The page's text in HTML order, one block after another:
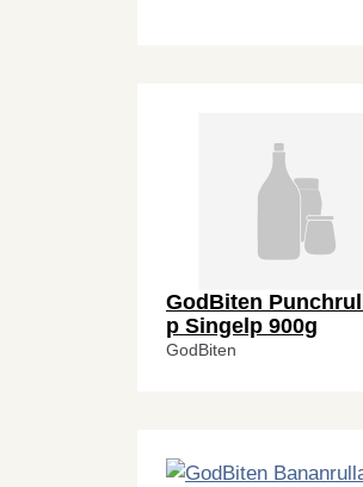
GodBiten
p Singelp 900g
GodBiten